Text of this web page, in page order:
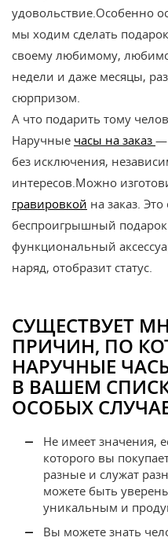
удовольствие.Особенно
мы ходим сделать
своему любимому,
недели и даже месяцы,
сюрпризом.
А что подарить тому
Наручные часы на заказ —
без исключения,
интересов.Можно
гравировкой на заказ.
беспроигрышный
функциональный
наряд, отобразит статус.
СУЩЕСТВУЕТ
ПРИЧИН, ПО
НАРУЧНЫЕ
В ВАШЕМ
ОСОБЫХ
Не имеет значения,
которого вы
разные и служат
можете быть
уникальным и
Вы можете знать